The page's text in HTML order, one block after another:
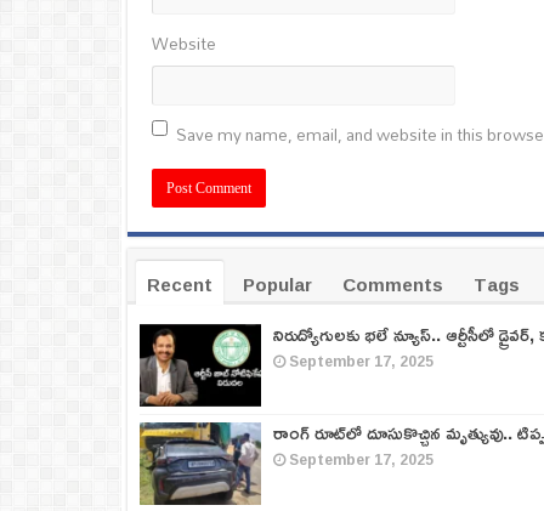
Website
Save my name, email, and website in this
Recent Popular Comments
Tags
నిరుద్యోగులకు భలే న్యూస్.. ఆర్టీసీలో
September 17, 2025
రాంగ్ రూట్‌లో దూసుకొచ్చిన మృత్యువు..
September 17, 2025